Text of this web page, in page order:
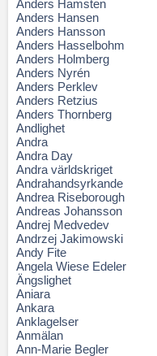
Anders Hamsten
Anders Hansen
Anders Hansson
Anders Hasselbohm
Anders Holmberg
Anders Nyrén
Anders Perklev
Anders Retzius
Anders Thornberg
Andlighet
Andra
Andra Day
Andra världskriget
Andrahandsyrkande
Andrea Riseborough
Andreas Johansson
Andrej Medvedev
Andrzej Jakimowski
Andy Fite
Angela Wiese Edeler
Ängslighet
Aniara
Ankara
Anklagelser
Anmälan
Ann-Marie Begler